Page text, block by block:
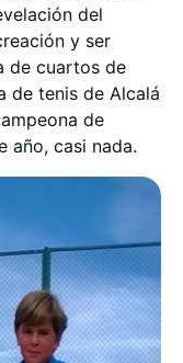
del
y ser
de cuartos de
de tenis de Alcalá
de
año, casi nada.